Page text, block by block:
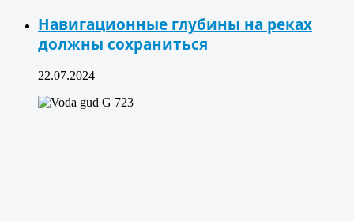
Навигационные глубины на реках
должны сохраниться
22.07.2024